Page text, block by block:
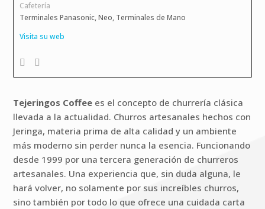
Cafetería
Terminales Panasonic, Neo, Terminales de Mano
Visita su web
Tejeringos Coffee es el concepto de churrería clásica
llevada a la actualidad. Churros artesanales hechos con
Jeringa, materia prima de alta calidad y un ambiente
más moderno sin perder nunca la esencia. Funcionando
desde 1999 por una tercera generación de churreros
artesanales. Una experiencia que, sin duda alguna, le
hará volver, no solamente por sus increíbles churros,
sino también por todo lo que ofrece una cuidada carta